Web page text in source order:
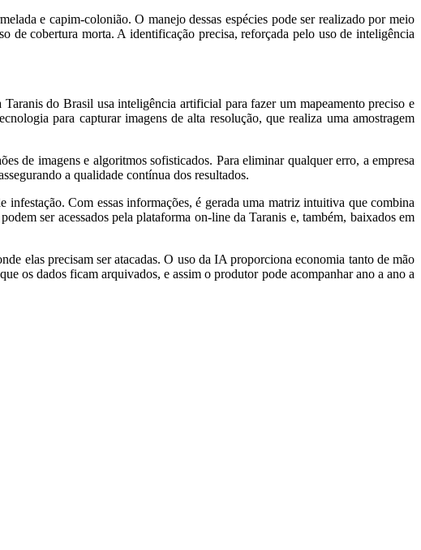
e capim-colonião. O manejo dessas espécies pode ser realizado por meio
de cobertura morta. A identificação precisa, reforçada pelo uso de inteligência
do Brasil usa inteligência artificial para fazer um mapeamento preciso e
para capturar imagens de alta resolução, que realiza uma amostragem
de imagens e algoritmos sofisticados. Para eliminar qualquer erro, a empresa
a qualidade contínua dos resultados.
Com essas informações, é gerada uma matriz intuitiva que combina
ser acessados pela plataforma on-line da Taranis e, também, baixados em
elas precisam ser atacadas. O uso da IA proporciona economia tanto de mão
os dados ficam arquivados, e assim o produtor pode acompanhar ano a ano a